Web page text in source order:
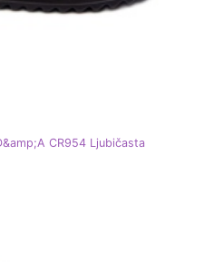
CR954 Ljubičasta